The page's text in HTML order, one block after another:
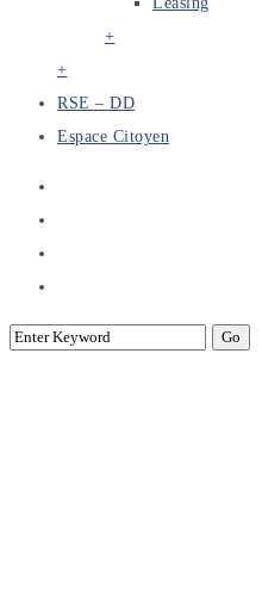
+
+
RSE – DD
Espace Citoyen